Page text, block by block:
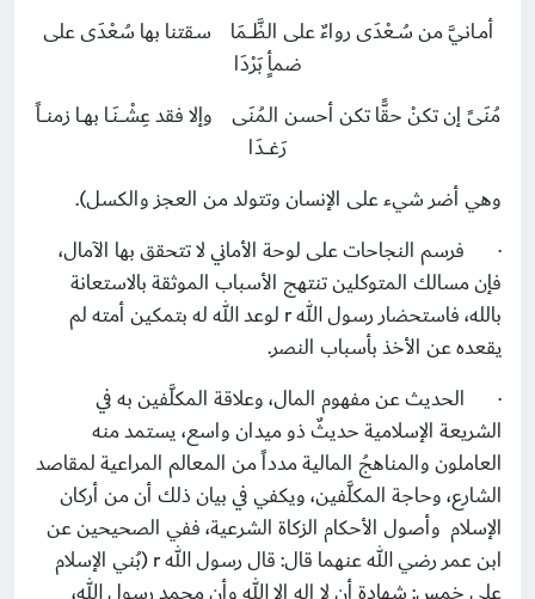
أمــانـيَّ من سُــعْدَى رواءٌ على الظَّــــمَا سـقتنا بها سُعْدَى على
ضمأٍ بَرْدَا
مُنَىً إن تكنْ حقًّا تكن أحسن الـمُنَى وإلا فقد عِشْــــنَــا بهـــا زمنــــاً
رَغــــدَا
وهي أضر شيء على الإنسان وتتولد من العجز والكسل).
· فرسم النجاحات على لوحة الأماني لا تتحقق بها الآمال،
فإن مسالك المتوكلين تنتهج الأسباب الموثقة بالاستعانة
بالله، فاستحضار رسول اللهr لوعد الله له بتمكين أمته لم
يقعده عن الأخذ بأسباب النصر.
· الحديث عن مفهوم المال، وعلاقة المكلَّفين به في
الشريعة الإسلامية حديثٌ ذو ميدان واسع، يستمد منه
العاملون والمناهجُ المالية مدداً من المعالم المراعية لمقاصد
الشارع، وحاجة المكلَّفين، ويكفي في بيان ذلك أن من أركان
الإسلام وأصول الأحكام الزكاة الشرعية، ففي الصحيحين عن
ابن عمر رضي الله عنهما قال: قال رسول اللهr(بُني الإسلام